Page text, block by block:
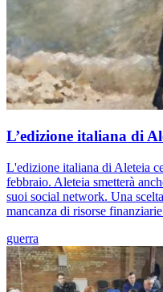
L’edizione italiana di
L'edizione italiana di Aleteia
febbraio. Aleteia smetterà
suoi social network. Una
mancanza di risorse
guerra